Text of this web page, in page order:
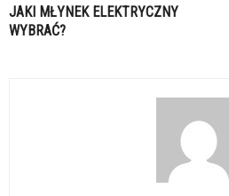
JAKI MŁYNEK ELEKTRYCZNY
WYBRAĆ?